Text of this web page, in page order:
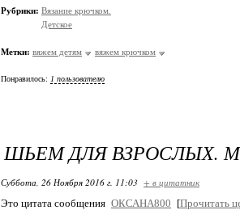
Рубрики: Вязание крючком.
Детское
Метки: вяжем детям вяжем крючком
Понравилось: 1 пользователю
ШЬЕМ ДЛЯ ВЗРОСЛЫХ.
Суббота, 26 Ноября 2016 г. 11:03 + в цитатник
Это цитата сообщения ОКСАНА800 [Прочитать